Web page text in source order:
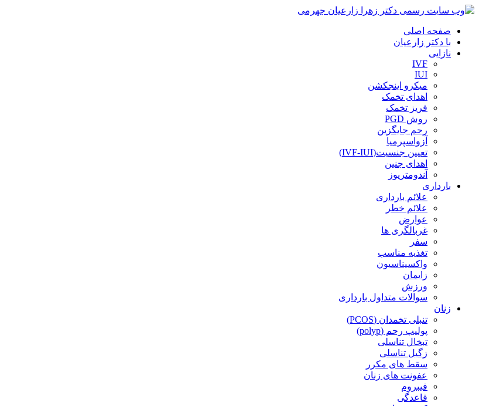
صفحه اصلی
با دکتر زارعیان
نازایی
IVF
IUI
میکرو اینجکشن
اهدای تخمک
فریز تخمک
روش PGD
رحم جایگزین
آزواسپرمیا
تعیین جنسیت(IVF-IUI)
اهدای جنین
آندومتریوز
بارداری
علائم بارداری
علائم خطر
عوارض
غربالگری ها
سفر
تغذیه مناسب
واکسیناسیون
زایمان
ورزش
سوالات متداول بارداری
زنان
تنبلی تخمدان (PCOS)
پولیپ رحم (polyp)
تبخال تناسلی
زگیل تناسلی
سقط های مکرر
عفونت های زنان
فیبروم
قاعدگی